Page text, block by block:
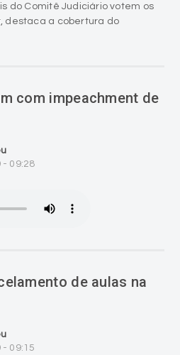
do Comitê Judiciário votem os
destaca a cobertura do
com impeachment de
- 09:28
de aulas na
09:15